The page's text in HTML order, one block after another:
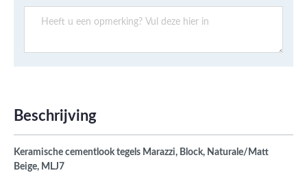
Beschrijving
Keramische cementlook tegels Marazzi, Block, Naturale/Matt
Beige, MLJ7